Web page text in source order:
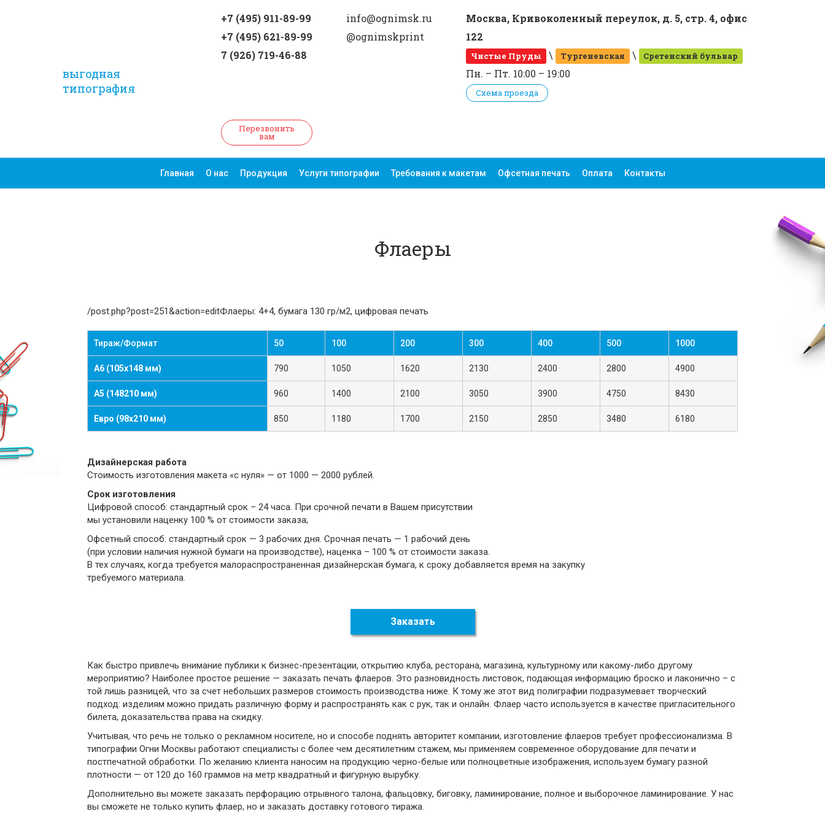
выгодная
типография
+7 (495) 911-89-99
+7 (495) 621-89-99
7 (926) 719-46-88
Перезвонить
вам
info@ognimsk.ru
@ognimskprint
Москва, Кривоколенный переулок, д. 5, стр. 4, офис
122
Чистые Пруды \ Тургеневская \ Сретенский бульвар
Пн. – Пт. 10:00 – 19:00
Схема проезда
Главная О нас Продукция Услуги типографии Требования к макетам Офсетная печать Оплата Контакты
Флаеры
/post.php?post=251&action=editФлаеры: 4+4, бумага 130 гр/м2, цифровая печать
Тираж/Формат 50 100 200 300 400 500 1000
А6 (105х148 мм) 790 1050 1620 2130 2400 2800 4900
А5 (148210 мм) 960 1400 2100 3050 3900 4750 8430
Евро (98х210 мм) 850 1180 1700 2150 2850 3480 6180
Дизайнерская работа
Стоимость изготовления макета «с нуля» — от 1000 — 2000 рублей.
Срок изготовления
Цифровой способ: стандартный срок – 24 часа. При срочной печати в Вашем присутствии
мы установили наценку 100 % от стоимости заказа;
Офсетный способ: cтандартный срок — 3 рабочих дня. Срочная печать — 1 рабочий день
(при условии наличия нужной бумаги на производстве), наценка – 100 % от стоимости заказа.
В тех случаях, когда требуется малораспространенная дизайнерская бумага, к сроку добавляется время на закупку
требуемого материала.
Заказать
Как быстро привлечь внимание публики к бизнес-презентации, открытию клуба, ресторана, магазина, культурному или какому-либо другому
мероприятию? Наиболее простое решение — заказать печать флаеров. Это разновидность листовок, подающая информацию броско и лаконично – с
той лишь разницей, что за счет небольших размеров стоимость производства ниже. К тому же этот вид полиграфии подразумевает творческий
подход: изделиям можно придать различную форму и распространять как с рук, так и онлайн. Флаер часто используется в качестве пригласительного
билета, доказательства права на скидку.
Учитывая, что речь не только о рекламном носителе, но и способе поднять авторитет компании, изготовление флаеров требует профессионализма. В
типографии Огни Москвы работают специалисты с более чем десятилетним стажем, мы применяем современное оборудование для печати и
постпечатной обработки. По желанию клиента наносим на продукцию черно-белые или полноцветные изображения, используем бумагу разной
плотности — от 120 до 160 граммов на метр квадратный и фигурную вырубку.
Дополнительно вы можете заказать перфорацию отрывного талона, фальцовку, биговку, ламинирование, полное и выборочное ламинирование. У нас
вы сможете не только купить флаер, но и заказать доставку готового тиража.